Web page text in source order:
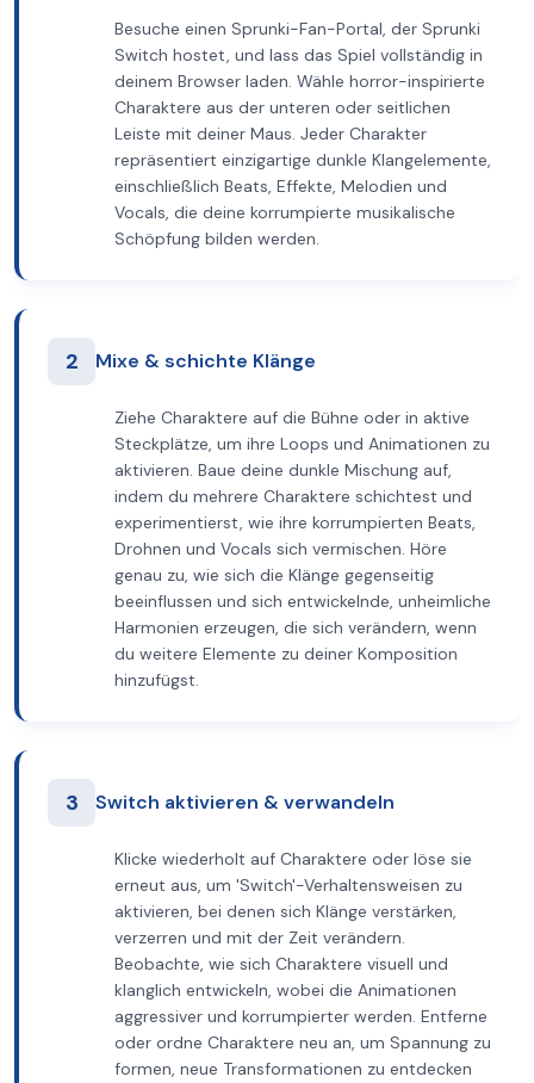
Besuche einen Sprunki-Fan-Portal, der Sprunki
Switch hostet, und lass das Spiel vollständig in
deinem Browser laden. Wähle horror-inspirierte
Charaktere aus der unteren oder seitlichen
Leiste mit deiner Maus. Jeder Charakter
repräsentiert einzigartige dunkle Klangelemente,
einschließlich Beats, Effekte, Melodien und
Vocals, die deine korrumpierte musikalische
Schöpfung bilden werden.
2 Mixe & schichte Klänge
Ziehe Charaktere auf die Bühne oder in aktive
Steckplätze, um ihre Loops und Animationen zu
aktivieren. Baue deine dunkle Mischung auf,
indem du mehrere Charaktere schichtest und
experimentierst, wie ihre korrumpierten Beats,
Drohnen und Vocals sich vermischen. Höre
genau zu, wie sich die Klänge gegenseitig
beeinflussen und sich entwickelnde, unheimliche
Harmonien erzeugen, die sich verändern, wenn
du weitere Elemente zu deiner Komposition
hinzufügst.
3 Switch aktivieren & verwandeln
Klicke wiederholt auf Charaktere oder löse sie
erneut aus, um 'Switch'-Verhaltensweisen zu
aktivieren, bei denen sich Klänge verstärken,
verzerren und mit der Zeit verändern.
Beobachte, wie sich Charaktere visuell und
klanglich entwickeln, wobei die Animationen
aggressiver und korrumpierter werden. Entferne
oder ordne Charaktere neu an, um Spannung zu
formen, neue Transformationen zu entdecken